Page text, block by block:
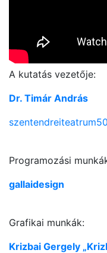
A kutatás vezetője:
Dr. Timár András
Programozási
gallaidesign
Grafikai munkák:
Krizbai Gergely